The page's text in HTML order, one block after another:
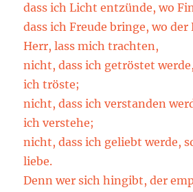
dass ich Licht entzünde, wo
dass ich Freude bringe, wo
Herr, lass mich trachten,
nicht, dass ich getröstet
ich tröste;
nicht, dass ich verstanden
ich verstehe;
nicht, dass ich geliebt werde,
liebe.
Denn wer sich hingibt, der